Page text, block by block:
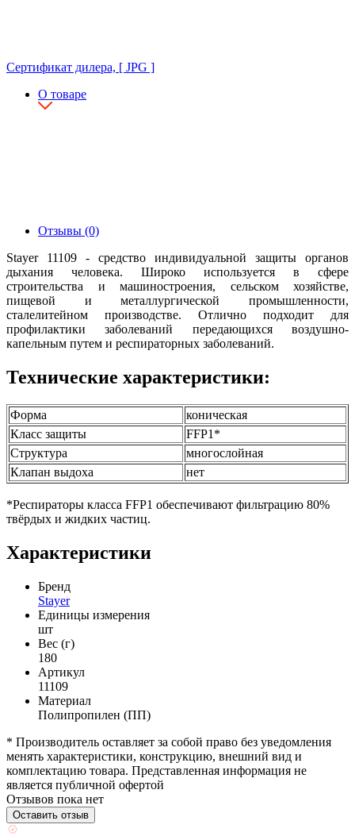
Сертификат дилера, [ JPG ]
О товаре
Отзывы (0)
Stayer 11109 - средство индивидуальной защиты органов
дыхания человека. Широко используется в сфере
строительства и машиностроения, сельском хозяйстве,
пищевой и металлургической промышленности,
сталелитейном производстве. Отлично подходит для
профилактики заболеваний передающихся воздушно-
капельным путем и респираторных заболеваний.
Технические характеристики:
Форма
коническая
Класс защиты
FFP1*
Структура
многослойная
Клапан выдоха
нет
*Респираторы класса FFP1 обеспечивают фильтрацию 80%
твёрдых и жидких частиц.
Характеристики
Бренд
Stayer
Единицы измерения
шт
Вес (г)
180
Артикул
11109
Материал
Полипропилен (ПП)
* Производитель оставляет за собой право без уведомления
менять характеристики, конструкцию, внешний вид и
комплектацию товара. Представленная информация не
является публичной офертой
Отзывов пока нет
Оставить отзыв